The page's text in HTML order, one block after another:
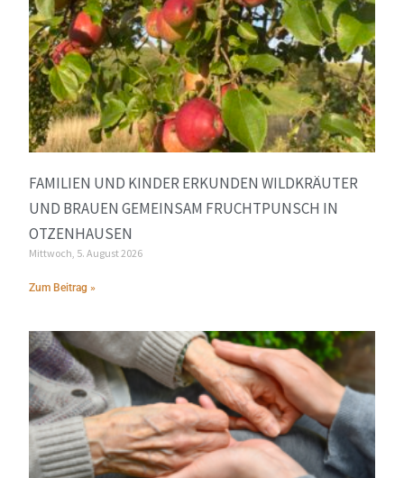
FAMILIEN UND KINDER ERKUNDEN WILDKRÄUTER
UND BRAUEN GEMEINSAM FRUCHTPUNSCH IN
OTZENHAUSEN
Mittwoch, 5. August 2026
Zum Beitrag »